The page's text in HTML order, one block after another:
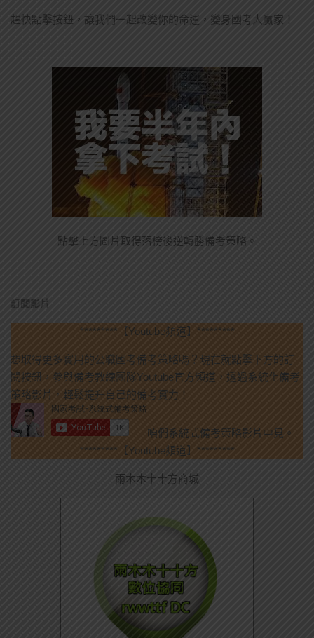
趕快點擊按鈕，讓我們一起改變你的命運，變身國考大贏家！
點擊上方圖片取得落榜後逆轉勝備考策略。
訂閱影片
*********【Youtube頻道】*********
想取得更多實用的公職國考備考策略嗎？現在就點擊下方的訂
閱按鈕，參與備考教練團隊Youtube官方頻道，透過系統化備考
策略影片，輕鬆提升自己的備考實力！
咱們系統式備考策略影片中見。
*********【Youtube頻道】*********
雨木木十十方商城